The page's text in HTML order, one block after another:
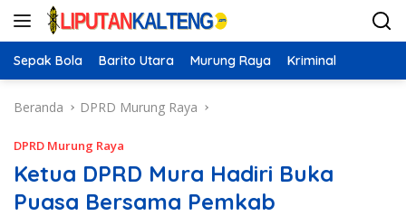
Langsung
Sepak Bola Barito Utara Murung Raya Kriminal
Beranda DPRD Murung Raya
DPRD Murung Raya
Ketua DPRD Mura Hadiri Buka
Puasa Bersama Pemkab